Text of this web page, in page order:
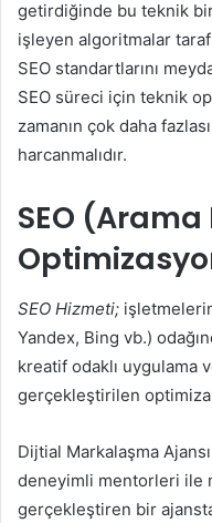
getirdiğinde bu teknik
işleyen algoritmalar
SEO standartlarını
SEO süreci için teknik
zamanın çok daha
harcanmalıdır.
SEO
SEO Hizmeti;
Yandex, Bing vb.)
kreatif odaklı uygulama
gerçekleştirilen
Dijtial Markalaşma
deneyimli mentorleri ile
gerçekleştiren bir